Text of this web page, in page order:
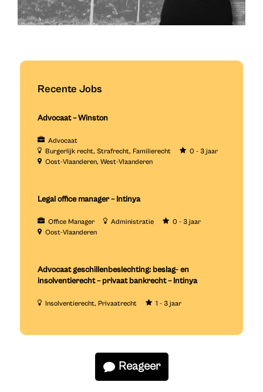
Recente Jobs
Advocaat – Winston
Advocaat
Burgerlijk recht Strafrecht Familierecht
0 - 3 jaar
Oost-Vlaanderen West-Vlaanderen
Legal office manager – Intinya
Office Manager Administratie
0 - 3 jaar
Oost-Vlaanderen
Advocaat geschillenbeslechting: beslag- en
insolventierecht – privaat bankrecht – Intinya
Insolventierecht Privaatrecht 1 - 3 jaar
Reageer